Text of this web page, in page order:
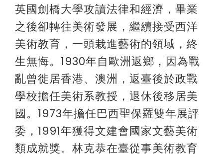
英國劍橋大學攻讀法律和經濟，畢業
之後卻轉往美術發展，繼續接受西洋
美術教育，一頭栽進藝術的領域，終
生無悔。1930年自歐洲返鄉，因為戰
亂曾徙居香港、澳洲，返臺後於政戰
學校擔任美術系教授，退休後移居美
國。1973年擔任巴西聖保羅雙年展評
委，1991年獲得文建會國家文藝美術
類成就獎。林克恭在臺從事美術教育